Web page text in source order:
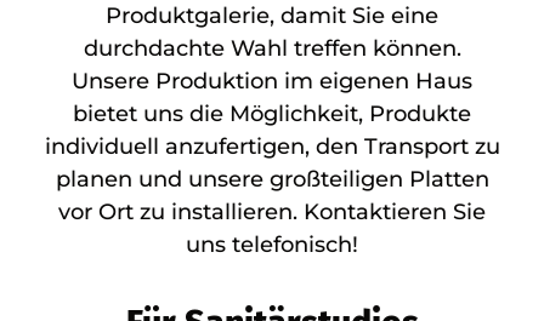
Produktgalerie, damit Sie eine
durchdachte Wahl treffen können.
Unsere Produktion im eigenen Haus
bietet uns die Möglichkeit, Produkte
individuell anzufertigen, den Transport zu
planen und unsere großteiligen Platten
vor Ort zu installieren. Kontaktieren Sie
uns telefonisch!